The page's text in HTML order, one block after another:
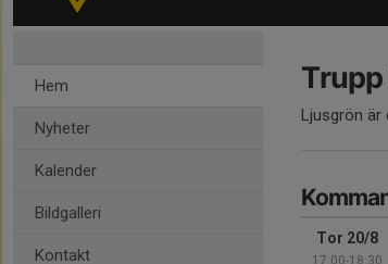
Hem
Nyheter
Kalender
Bildgalleri
Kontakt
Ljusgrön är
Tor 20/8
17:00-18:30